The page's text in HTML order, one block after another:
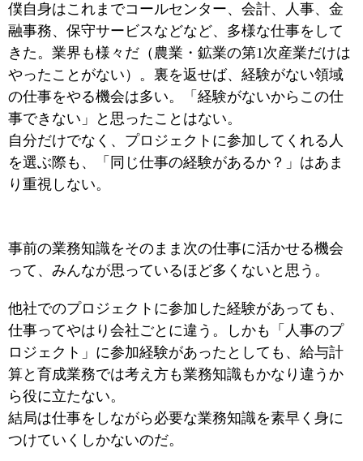
僕自身はこれまでコールセンター、会計、人事、金
融事務、保守サービスなどなど、多様な仕事をして
きた。業界も様々だ（農業・鉱業の第1次産業だけは
やったことがない）。裏を返せば、経験がない領域
の仕事をやる機会は多い。「経験がないからこの仕
事できない」と思ったことはない。
自分だけでなく、プロジェクトに参加してくれる人
を選ぶ際も、「同じ仕事の経験があるか？」はあま
り重視しない。
事前の業務知識をそのまま次の仕事に活かせる機会
って、みんなが思っているほど多くないと思う。
他社でのプロジェクトに参加した経験があっても、
仕事ってやはり会社ごとに違う。しかも「人事のプ
ロジェクト」に参加経験があったとしても、給与計
算と育成業務では考え方も業務知識もかなり違うか
ら役に立たない。
結局は仕事をしながら必要な業務知識を素早く身に
つけていくしかないのだ。